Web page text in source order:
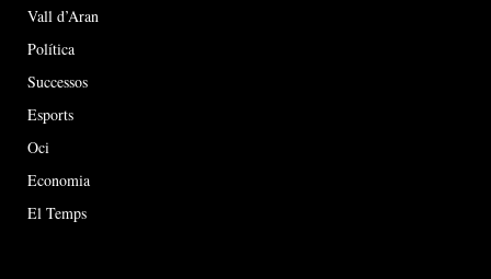
Vall d’Aran
Política
Successos
Esports
Oci
Economia
El Temps